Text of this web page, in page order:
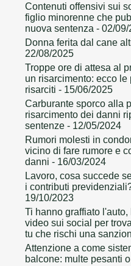
Contenuti offensivi sui
figlio minorenne che
nuova sentenza - 02/
Donna ferita dal cane
22/08/2025
Troppe ore di attesa al
un risarcimento: ecco
risarciti - 15/06/2025
Carburante sporco alla
risarcimento dei danni
sentenze - 12/05/2024
Rumori molesti in
vicino di fare rumore e
danni - 16/03/2024
Lavoro, cosa succede
i contributi
19/10/2023
Ti hanno graffiato
video sui social per
tu che rischi una
Attenzione a come
balcone: multe pesanti